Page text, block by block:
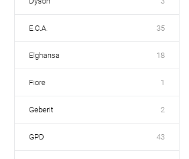
E.C.A. 35
Elghansa 18
Fiore 1
Geberit 2
GPD 43